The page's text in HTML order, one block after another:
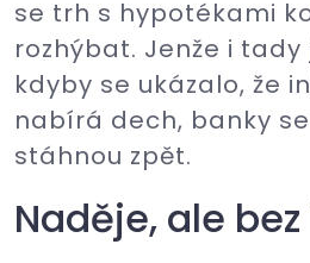
se trh s hypotékami
rozhýbat. Jenže i
kdyby se ukázalo, že
nabírá dech, banky
stáhnou zpět.
Naděje, ale